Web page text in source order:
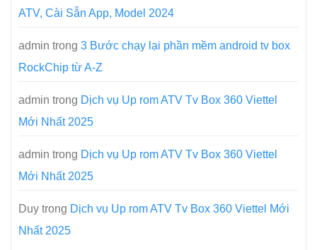
ATV, Cài Sẵn App, Model 2024
admin trong 3 Bước chạy lại phần mềm android tv box
RockChip từ A-Z
admin trong Dịch vụ Up rom ATV Tv Box 360 Viettel
Mới Nhất 2025
admin trong Dịch vụ Up rom ATV Tv Box 360 Viettel
Mới Nhất 2025
Duy trong Dịch vụ Up rom ATV Tv Box 360 Viettel Mới
Nhất 2025